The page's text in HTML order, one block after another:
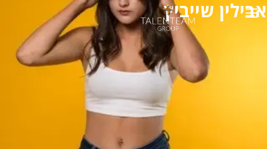
שייביץ